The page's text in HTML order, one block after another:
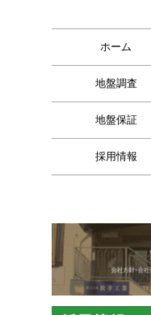
ホーム
地盤調査
地盤保証
採用情報